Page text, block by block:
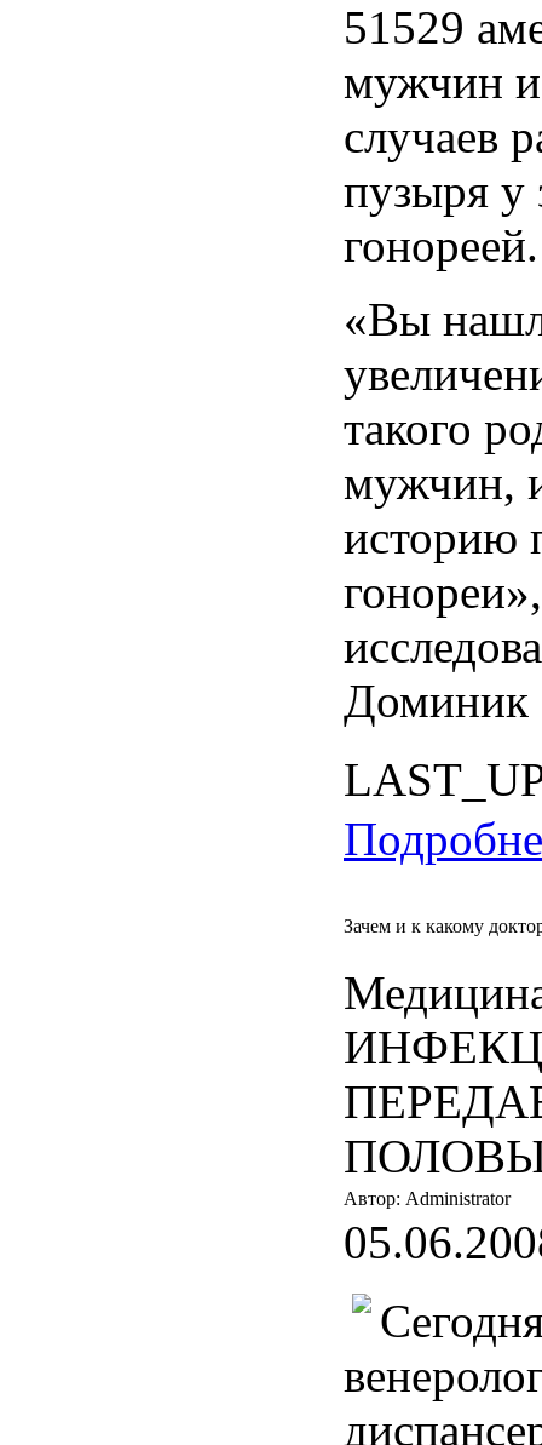
51529
мужчин
случаев
пузыря у
гонореей.
«Вы
такого
мужчин,
историю
Доминик
Зачем и к какому
Автор: Administrator